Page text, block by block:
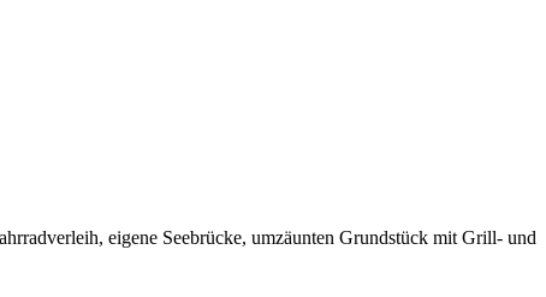
eigene Seebrücke, umzäunten Grundstück mit Grill- und